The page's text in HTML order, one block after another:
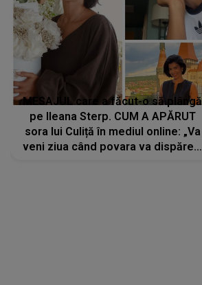
MESAJUL care a făcut-o să plângă
pe Ileana Sterp. CUM A APĂRUT
sora lui Culiță în mediul online: „Va
veni ziua când povara va dispărea,